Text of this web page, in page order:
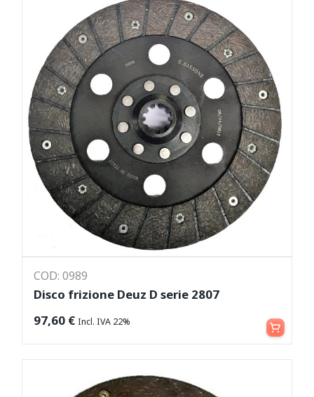
COD: 0989
Disco frizione Deuz D serie 2807
97,60 € Incl. IVA 22% Aggiungi al carrello